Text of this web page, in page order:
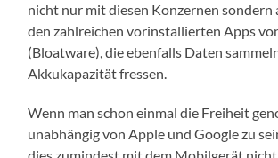
nicht nur mit diesen Konzernen sondern
den zahlreichen vorinstallierten Apps
(Bloatware), die ebenfalls Daten
Akkukapazität fressen.
Wenn man schon einmal die Freiheit
unabhängig von Apple und Google zu